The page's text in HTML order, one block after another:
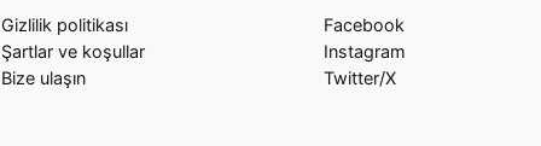
Gizlilik politikası
Şartlar ve koşullar
Bize ulaşın
Facebook
Instagram
Twitter/X